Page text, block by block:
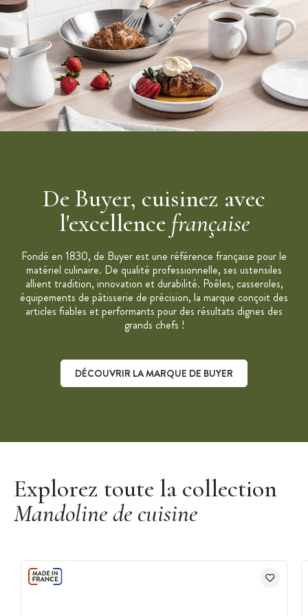
Poids : 1,54 kg
De Buyer, cuisinez avec
l'excellence française
Fondé en 1830, de Buyer est une référence française pour le
matériel culinaire. De qualité professionnelle, ses ustensiles
allient tradition, innovation et durabilité. Poêles, casseroles,
équipements de pâtisserie de précision, la marque conçoit des
articles fiables et performants pour des résultats dignes des
grands chefs !
DÉCOUVRIR LA MARQUE DE BUYER
Explorez toute la collection
Mandoline de cuisine